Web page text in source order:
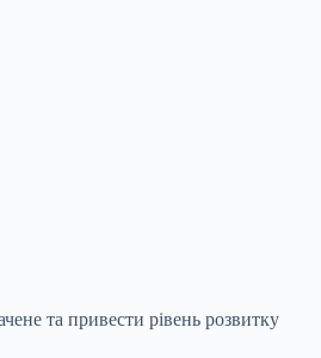
та привести рівень розвитку